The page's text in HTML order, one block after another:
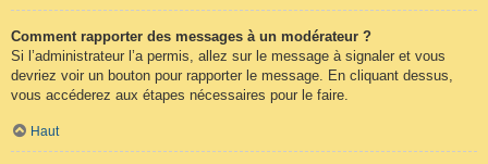
Comment rapporter des messages à un modérateur ?
Si l’administrateur l’a permis, allez sur le message à signaler et vous
devriez voir un bouton pour rapporter le message. En cliquant dessus,
vous accéderez aux étapes nécessaires pour le faire.
Haut